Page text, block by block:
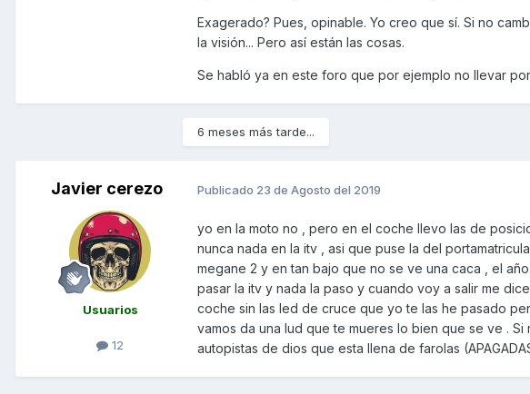
Exagerado? Pues, opinable. Yo creo que sí. Si no
la visión... Pero así están las cosas.
Se habló ya en este foro que por ejemplo no llevar
6 meses más tarde...
Javier cerezo
Usuarios
12
Publicado 23 de Agosto del 2019
yo en la moto no , pero en el coche llevo las de
nunca nada en la itv , asi que puse la del
megane 2 y en tan bajo que no se ve una caca , el
pasar la itv y nada la paso y cuando voy a salir me
coche sin las led de cruce que yo te las he pasado
vamos da una lud que te mueres lo bien que se ve .
autopistas de dios que esta llena de farolas